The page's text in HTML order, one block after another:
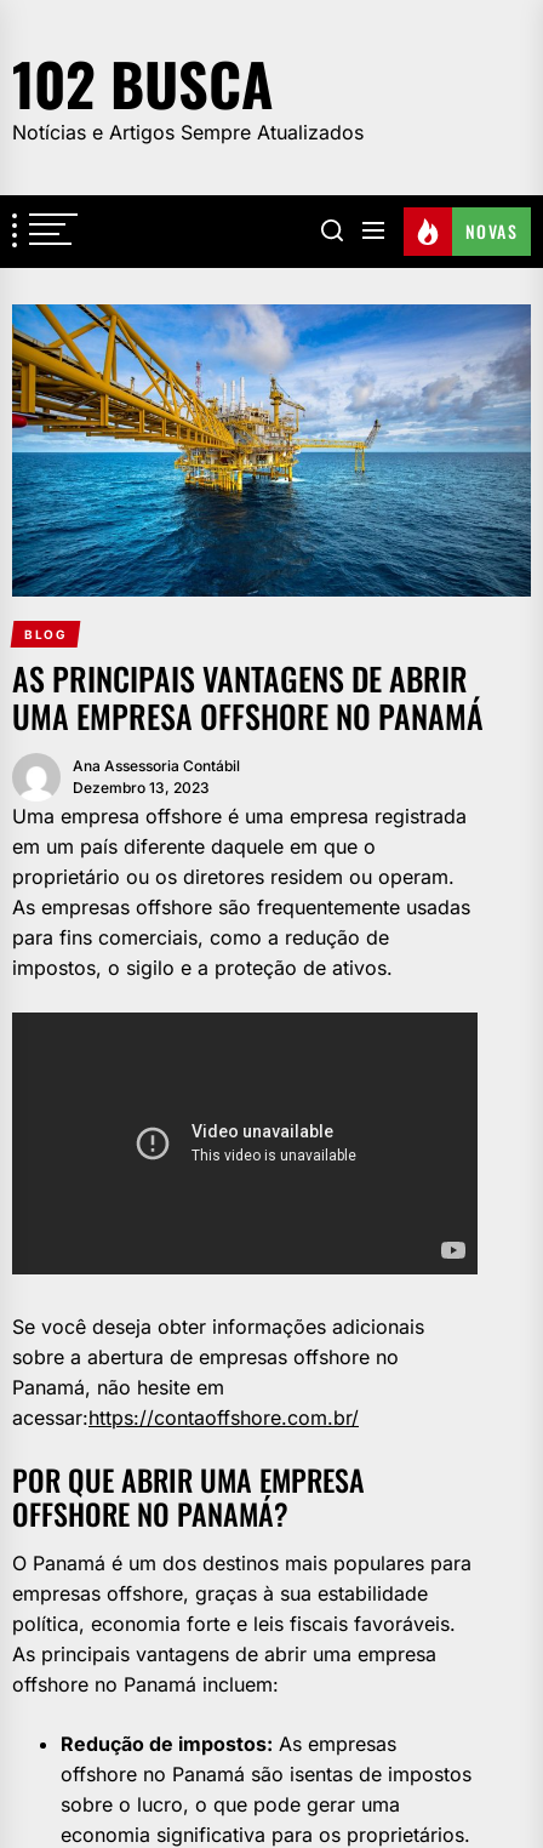
the
content
102 BUSCA
Notícias e Artigos Sempre Atualizados
NOVAS
BLOG
AS PRINCIPAIS VANTAGENS DE ABRIR
UMA EMPRESA OFFSHORE NO PANAMÁ
Ana Assessoria Contábil
Dezembro 13, 2023
Uma empresa offshore é uma empresa registrada
em um país diferente daquele em que o
proprietário ou os diretores residem ou operam.
As empresas offshore são frequentemente usadas
para fins comerciais, como a redução de
impostos, o sigilo e a proteção de ativos.
Se você deseja obter informações adicionais
sobre a abertura de empresas offshore no
Panamá, não hesite em
acessar:https://contaoffshore.com.br/
POR QUE ABRIR UMA EMPRESA
OFFSHORE NO PANAMÁ?
O Panamá é um dos destinos mais populares para
empresas offshore, graças à sua estabilidade
política, economia forte e leis fiscais favoráveis.
As principais vantagens de abrir uma empresa
offshore no Panamá incluem:
Redução de impostos: As empresas
offshore no Panamá são isentas de impostos
sobre o lucro, o que pode gerar uma
economia significativa para os proprietários.